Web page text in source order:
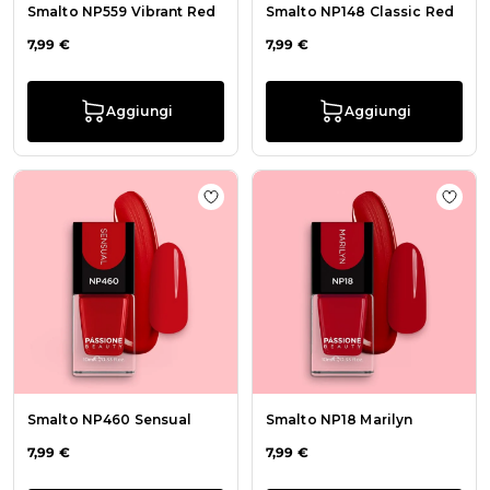
Smalto NP559 Vibrant Red
7,99 €
Aggiungi
Smalto NP148 Classic Red
7,99 €
Aggiungi
Smalto NP460 Sensual
7,99 €
Aggiungi alla wishlist Smalto
Smalto NP18 Marilyn
7,99 €